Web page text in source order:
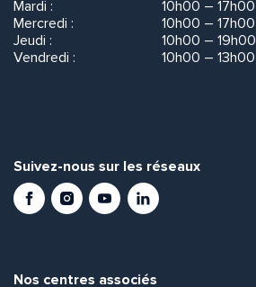
Mardi :
10h00 – 17h00
Mercredi :
10h00 – 17h00
Jeudi :
10h00 – 19h00
Vendredi :
10h00 – 13h00
Suivez-nous sur les réseaux
FacebookInstagramYoutubeLinkedIn
Nos centres associés